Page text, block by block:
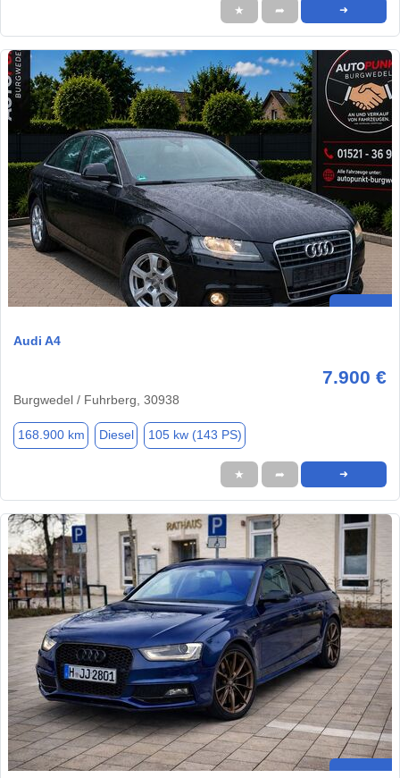
★ ➦ ➜
Audi A4
7.900 €
Burgwedel / Fuhrberg, 30938
168.900 km Diesel 105 kw (143 PS)
★ ➦ ➜